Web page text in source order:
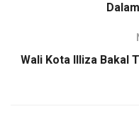
Wali Kota Illiza Bakal